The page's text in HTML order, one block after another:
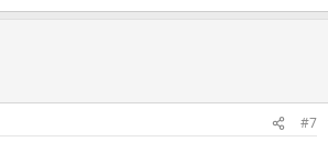
#7